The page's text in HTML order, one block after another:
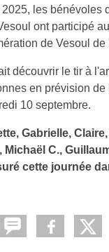
les bénévoles
ont participé
de Vesoul de
découvrir le tir à
en prévision de
10 septembre.
Gabrielle,
Michaël C.,
cette journée